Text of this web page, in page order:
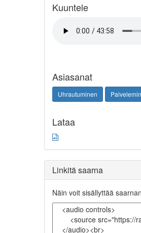
Kuuntele
Asiasanat
Uhrautuminen
Lataa
Linkitä saarna
Näin voit sisällyttää